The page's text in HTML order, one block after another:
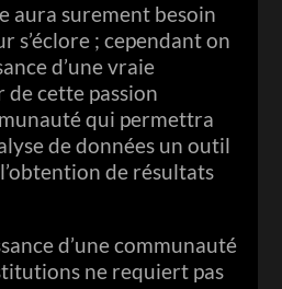
aura surement besoin
s’éclore ; cependant on
d’une vraie
cette passion
qui permettra
de données un outil
de résultats
d’une communauté
ne requiert pas